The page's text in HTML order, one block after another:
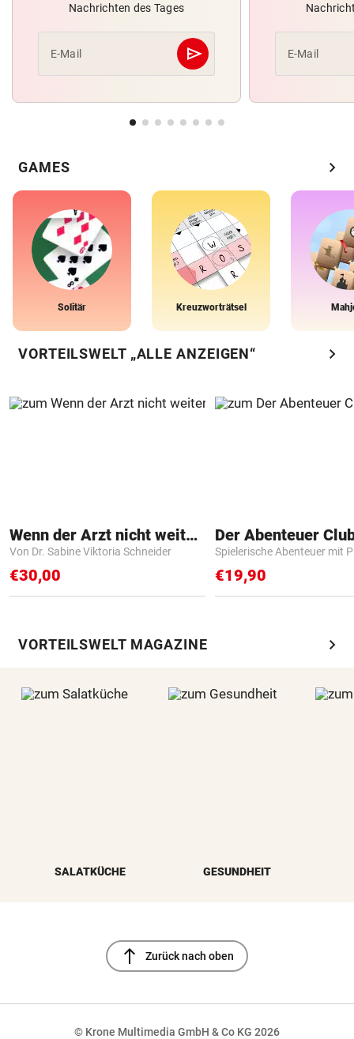
Nachrichten des Tages
E-Mail send
Abschicken E-Mail
GAMES chevron_right
Solitär Kreuzworträtsel
VORTEILSWELT „ALLE ANZEIGEN“ chevron_right
Wenn der Arzt nicht weiter weiß
Von Dr. Sabine Viktoria Schneider
€30,00
Der Abenteuer
Spielerische Abenteuer mit
€19,90
VORTEILSWELT MAGAZINE chevron_right
SALATKÜCHE GESUNDHEIT
north Zurück nach oben
© Krone Multimedia GmbH & Co KG 2026